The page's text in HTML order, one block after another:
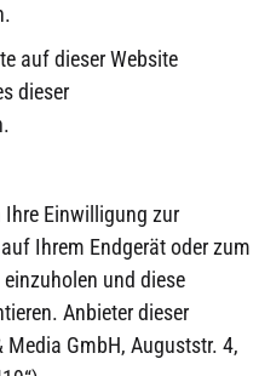
auf dieser Website
dieser
Ihre Einwilligung zur
Ihrem Endgerät oder zum
und diese
Anbieter dieser
GmbH, Auguststr. 4,